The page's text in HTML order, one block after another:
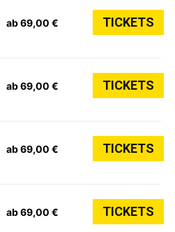
ab 69,00 € TICKETS
ab 69,00 € TICKETS
ab 69,00 € TICKETS
ab 69,00 € TICKETS